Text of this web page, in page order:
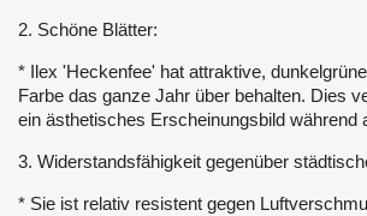
2. Schöne Blätter:
* Ilex 'Heckenfee' hat attraktive,
Farbe das ganze Jahr über behalten. Dies
ein ästhetisches Erscheinungsbild während
3. Widerstandsfähigkeit gegenüber
* Sie ist relativ resistent gegen